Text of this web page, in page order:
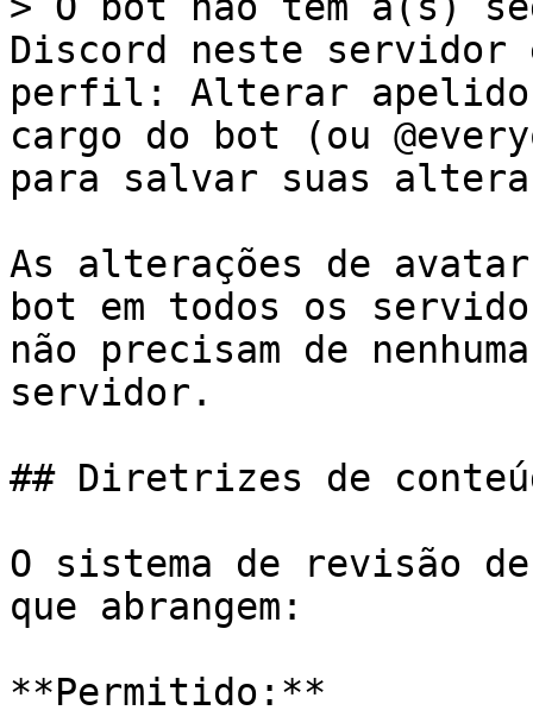
Discord neste servidor
perfil: Alterar apelido.
cargo do bot (ou
para salvar suas
As alterações de
bot em todos os
não precisam de
servidor.
## Diretrizes de
O sistema de revisão
que abrangem:
**Permitido:**